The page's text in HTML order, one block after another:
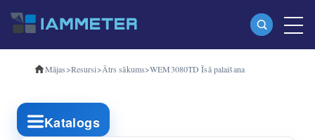
Produkti
Vienfāzes Wi-Fi enerģijas skaitītājs (WEM3080)
Trīsfāzu Wi-Fi enerģijas mērītājs (WEM3080T)
Mājas>Resursi>Ātrs sākums>WEM3080TD Īsā palaišana
Katalogs